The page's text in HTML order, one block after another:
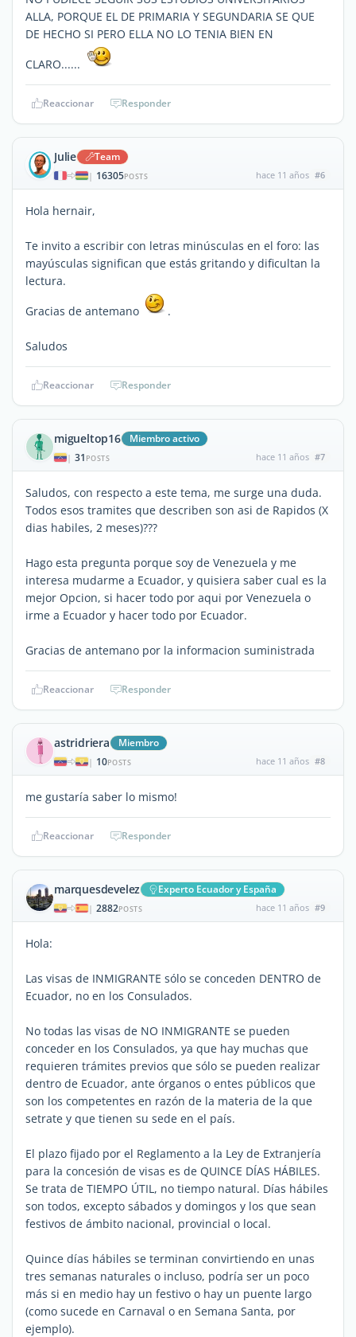
ALLA, PORQUE EL DE PRIMARIA Y SEGUNDARIA SE QUE
DE HECHO SI PERO ELLA NO LO TENIA BIEN EN
CLARO......
Reaccionar Responder
Julie Team
| 16305POSTS hace 11 años #6
Hola hernair,
Te invito a escribir con letras minúsculas en el foro: las
mayúsculas significan que estás gritando y dificultan la
lectura.
Gracias de antemano
.
Saludos
Reaccionar Responder
migueltop16 Miembro activo
| 31 POSTS hace 11 años #7
Saludos, con respecto a este tema, me surge una duda.
Todos esos tramites que describen son asi de Rapidos (X
dias habiles, 2 meses)???
Hago esta pregunta porque soy de Venezuela y me
interesa mudarme a Ecuador, y quisiera saber cual es la
mejor Opcion, si hacer todo por aqui por Venezuela o
irme a Ecuador y hacer todo por Ecuador.
Gracias de antemano por la informacion suministrada
Reaccionar Responder
astridriera Miembro
| 10POSTS hace 11 años #8
me gustaría saber lo mismo!
Reaccionar Responder
marquesdevelez Experto Ecuador y España
| 2882POSTS hace 11 años #9
Hola:
Las visas de INMIGRANTE sólo se conceden DENTRO de
Ecuador, no en los Consulados.
No todas las visas de NO INMIGRANTE se pueden
conceder en los Consulados, ya que hay muchas que
requieren trámites previos que sólo se pueden realizar
dentro de Ecuador, ante órganos o entes públicos que
son los competentes en razón de la materia de la que
setrate y que tienen su sede en el país.
El plazo fijado por el Reglamento a la Ley de Extranjería
para la concesión de visas es de QUINCE DÍAS HÁBILES.
Se trata de TIEMPO ÚTIL, no tiempo natural. Días hábiles
son todos, excepto sábados y domingos y los que sean
festivos de ámbito nacional, provincial o local.
Quince días hábiles se terminan convirtiendo en unas
tres semanas naturales o incluso, podría ser un poco
más si en medio hay un festivo o hay un puente largo
(como sucede en Carnaval o en Semana Santa, por
ejemplo).